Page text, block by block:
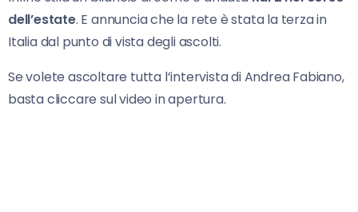
dell’estate. E annuncia che la rete è stata la terza in
Italia dal punto di vista degli ascolti.
Se volete ascoltare tutta l’intervista di Andrea Fabiano,
basta cliccare sul video in apertura.